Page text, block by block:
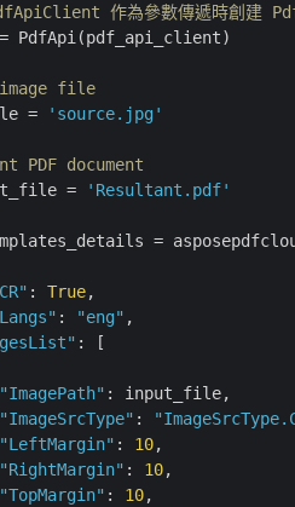
作為參數傳遞時創建
PdfApi(pdf_api_client)
file
=
'source.jpg'
PDF document
=
'Resultant.pdf'
=
: True,
: "eng" ,
: [
"ImagePath" : input_file,
"ImageSrcType" :
"LeftMargin" : 10,
"RightMargin" : 10,
"TopMargin" : 10,